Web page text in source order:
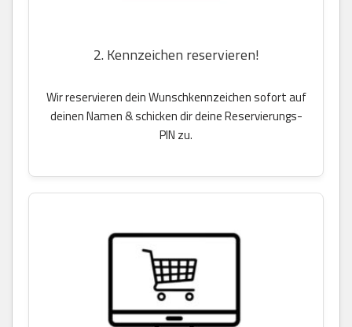
2. Kennzeichen reservieren!
Wir reservieren dein Wunschkennzeichen sofort auf
deinen Namen & schicken dir deine Reservierungs-
PIN zu.